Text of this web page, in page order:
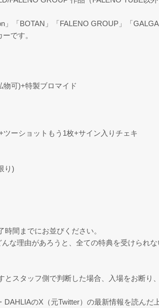
」「BOTAN」「FALENO GROUP」「
です。
物可)+特製ブロマイド
ーショットもう1枚+サイン入りチェキ
り)
間までにお並びください。
な理由があろうと、全ての特典を受けられ
スタッフ側で判断した場合、入場をお断り
のX（元Twitter）の最新情報を読んだ